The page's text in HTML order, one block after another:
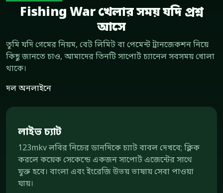
Fishing War খেলার সময় যদি প্রশ্ন
আসে
তুমি যদি গেমের নিয়ম, বেট লিমিট বা পেমেন্ট ট্রানজেকশন নিয়ে
কিছু জানতে চাও, আমাদের তিনটি সাপোর্ট চ্যানেল সবসময় খোলা
থাকে।
দল অনলাইনে
লাইভ চ্যাট
123mkv লবির নিচের ডানদিকে চ্যাট বাবল দেখবে; ক্লিক
করলে কয়েক সেকেন্ডে একজন সাপোর্ট এজেন্টের সাথে
যুক্ত হবে। বাংলা এবং ইংরেজি উভয় ভাষায় সেবা পাওয়া
যায়।